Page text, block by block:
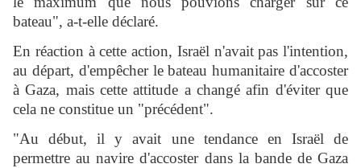
bateau", a-t-elle déclaré.
En réaction à cette action, Israël n'avait pas l'intention,
au départ, d'empêcher le bateau humanitaire d'accoster
à Gaza, mais cette attitude a changé afin d'éviter que
cela ne constitue un "précédent".
"Au début, il y avait une tendance en Israël de
permettre au navire d'accoster dans la bande de Gaza